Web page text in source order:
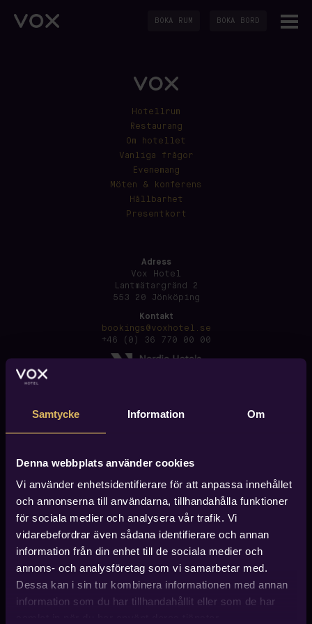
Samtycke Information Om
Denna webbplats använder cookies
Vi använder enhetsidentifierare för att anpassa innehållet
och annonserna till användarna, tillhandahålla funktioner
för sociala medier och analysera vår trafik. Vi
vidarebefordrar även sådana identifierare och annan
information från din enhet till de sociala medier och
annons- och analysföretag som vi samarbetar med.
Dessa kan i sin tur kombinera informationen med annan
information som du har tillhandahållit eller som de har
BOKA RUM BOKA BORD
Hotellrum
Restaurang
Om hotellet
Vanliga frågor
Evenemang
Möten & konferens
Hållbarhet
Presentkort
Adress
Vox Hotel
Lantmätargränd 2
553 20 Jönköping
Kontakt
bookings@voxhotel.se
+46 (0) 36 770 00 00
Hitta till Vox Hotel